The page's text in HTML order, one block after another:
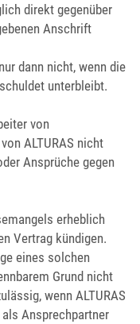
direkt gegenüber
Anschrift
dann nicht, wenn die
unterbleibt.
von
ALTURAS nicht
Ansprüche gegen
erheblich
Vertrag kündigen.
eines solchen
Grund nicht
wenn ALTURAS
Ansprechpartner